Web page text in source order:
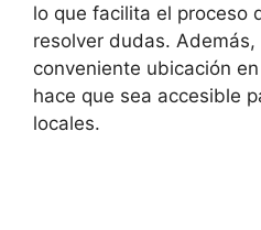
lo que facilita el proceso
resolver dudas.
conveniente ubicación
hace que sea accesible
locales.